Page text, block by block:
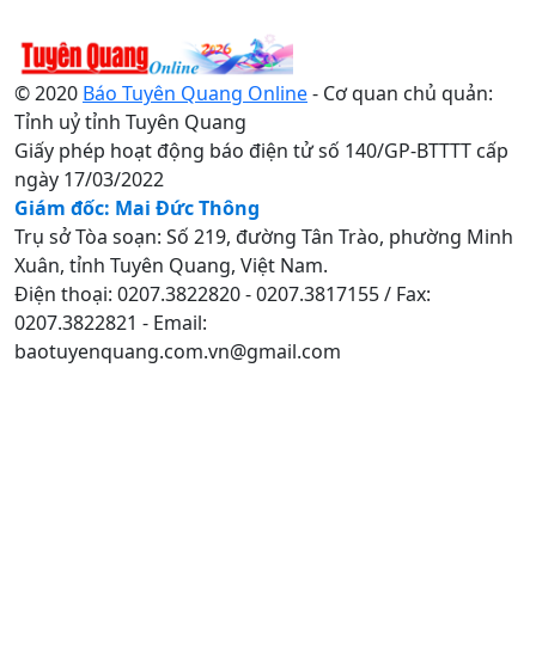
© 2020 Báo Tuyên Quang Online- Cơ quan chủ quản:
Tỉnh uỷ tỉnh Tuyên Quang
Giấy phép hoạt động báo điện tử số 140/GP-BTTTT cấp
ngày 17/03/2022
Giám đốc: Mai Đức Thông
Trụ sở Tòa soạn: Số 219, đường Tân Trào, phường Minh
Xuân, tỉnh Tuyên Quang, Việt Nam.
Điện thoại: 0207.3822820 - 0207.3817155 / Fax:
0207.3822821 - Email:
baotuyenquang.com.vn@gmail.com